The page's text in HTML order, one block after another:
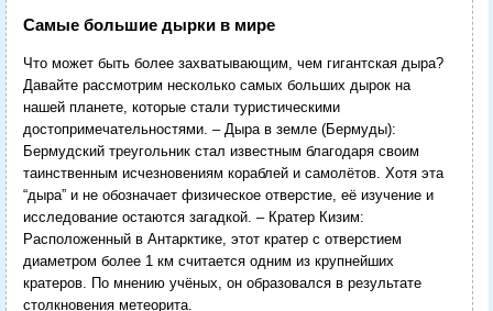
Самые большие дырки в мире
Что может быть более захватывающим, чем гигантская дыра?
Давайте рассмотрим несколько самых больших дырок на
нашей планете, которые стали туристическими
достопримечательностями. – Дыра в земле (Бермуды):
Бермудский треугольник стал известным благодаря своим
таинственным исчезновениям кораблей и самолётов. Хотя эта
“дыра” и не обозначает физическое отверстие, её изучение и
исследование остаются загадкой. – Кратер Кизим:
Расположенный в Антарктике, этот кратер с отверстием
диаметром более 1 км считается одним из крупнейших
кратеров. По мнению учёных, он образовался в результате
столкновения метеорита.